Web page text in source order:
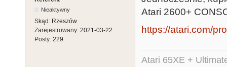
Nieaktywny
Skąd: Rzeszów
Zarejestrowany: 2021-03-22
Posty: 229
Atari 2600+
https://atari.com/
Atari 65XE +